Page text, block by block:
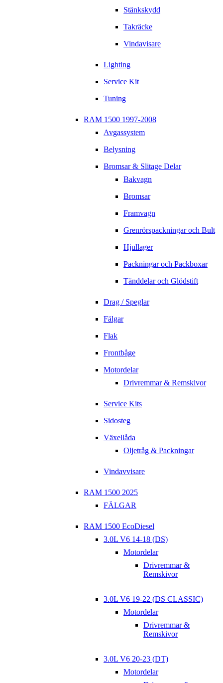
Stänkskydd
Takräcke
Vindavisare
Lighting
Service Kit
Tuning
RAM 1500 1997-2008
Avgassystem
Belysning
Bromsar & Slitage Delar
Bakvagn
Bromsar
Framvagn
Grenrörspackningar och Bult
Hjullager
Packningar och Packboxar
Tänddelar och Glödstift
Drag / Speglar
Fälgar
Flak
Frontbåge
Motordelar
Drivremmar & Remskivor
Service Kits
Sidosteg
Växellåda
Oljetråg & Packningar
Vindavvisare
RAM 1500 2025
FÄLGAR
RAM 1500 EcoDiesel
3.0L V6 14-18 (DS)
Motordelar
Drivremmar &
Remskivor
3.0L V6 19-22 (DS CLASSIC)
Motordelar
Drivremmar &
Remskivor
3.0L V6 20-23 (DT)
Motordelar